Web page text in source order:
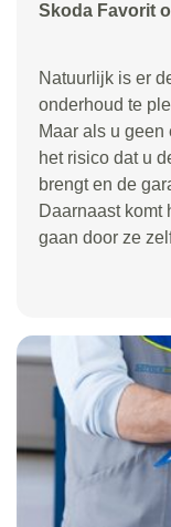
Skoda Favorit
Natuurlijk is er
onderhoud te
Maar als u geen
het risico dat u
brengt en de
Daarnaast komt
gaan door ze